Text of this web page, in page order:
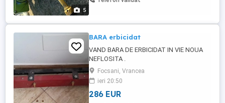
5
BARA erbicidat
VAND BARA DE ERBICIDAT IN VIE NOUA
NEFLOSITA .
Focsani, Vrancea
ieri 20:50
286 EUR